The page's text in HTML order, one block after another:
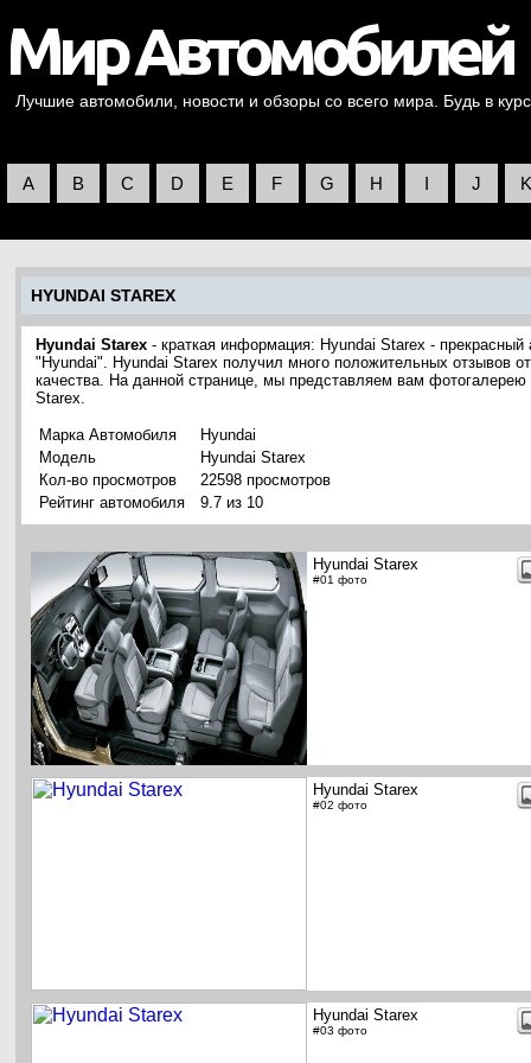
Лучшие автомобили, новости и обзоры со всего мира. Будь в
A B C D E F G H I J K
HYUNDAI STAREX
Hyundai Starex - краткая информация: Hyundai Starex -
"Hyundai". Hyundai Starex получил много положительных отзывов
качества. На данной странице, мы представляем вам
Starex.
Марка Автомобиля
Hyundai
Модель
Hyundai Starex
Кол-во просмотров
22598 просмотров
Рейтинг автомобиля
9.7 из 10
Hyundai Starex
#01 фото
Hyundai Starex
#02 фото
Hyundai Starex
#03 фото